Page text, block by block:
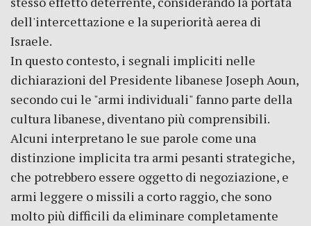
dell'intercettazione e la superiorità aerea di
Israele.
In questo contesto, i segnali impliciti nelle
dichiarazioni del Presidente libanese Joseph Aoun,
secondo cui le "armi individuali" fanno parte della
cultura libanese, diventano più comprensibili.
Alcuni interpretano le sue parole come una
distinzione implicita tra armi pesanti strategiche,
che potrebbero essere oggetto di negoziazione, e
armi leggere o missili a corto raggio, che sono
molto più difficili da eliminare completamente